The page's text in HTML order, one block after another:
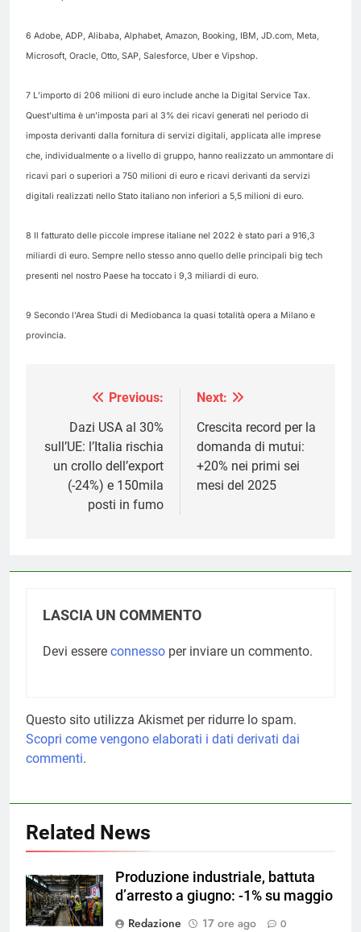
6 Adobe, ADP, Alibaba, Alphabet, Amazon, Booking, IBM, JD.com, Meta,
Microsoft, Oracle, Otto, SAP, Salesforce, Uber e Vipshop.
7 L’importo di 206 milioni di euro include anche la Digital Service Tax.
Quest’ultima è un’imposta pari al 3% dei ricavi generati nel periodo di
imposta derivanti dalla fornitura di servizi digitali, applicata alle imprese
che, individualmente o a livello di gruppo, hanno realizzato un ammontare di
ricavi pari o superiori a 750 milioni di euro e ricavi derivanti da servizi
digitali realizzati nello Stato italiano non inferiori a 5,5 milioni di euro.
8 Il fatturato delle piccole imprese italiane nel 2022 è stato pari a 916,3
miliardi di euro. Sempre nello stesso anno quello delle principali big tech
presenti nel nostro Paese ha toccato i 9,3 miliardi di euro.
9 Secondo l’Area Studi di Mediobanca la quasi totalità opera a Milano e
provincia.
Navigazione
articoli
Previous:
Dazi USA al 30%
sull’UE: l’Italia rischia
un crollo dell’export
(-24%) e 150mila
posti in fumo
Next:
Crescita record per la
domanda di mutui:
+20% nei primi sei
mesi del 2025
LASCIA UN COMMENTO
Devi essere connesso per inviare un commento.
Questo sito utilizza Akismet per ridurre lo spam.
Scopri come vengono elaborati i dati derivati dai
commenti.
Related News
Produzione industriale, battuta
d’arresto a giugno: -1% su maggio
Redazione
17 ore ago 0